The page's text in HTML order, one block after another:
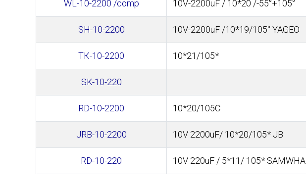
WL-10-2200 /comp 10V-2200uF / 10*20 /-55°+105°
SH-10-2200 10V-2200uF /10*19/105° YAGEO
ТК-10-2200 10*21/105*
SK-10-220
RD-10-2200 10*20/105C
JRB-10-2200 10V 2200uF/ 10*20/105* JB
RD-10-220 10V 220uF / 5*11/ 105* SAMWHA